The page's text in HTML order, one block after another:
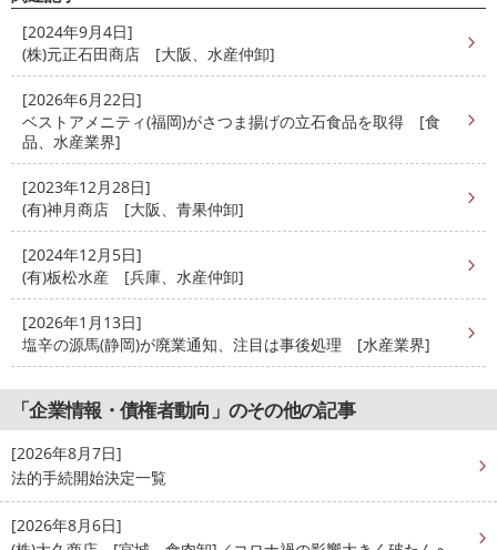
[2024年9月4日]
(株)元正石田商店 [大阪、水産仲卸]
[2026年6月22日]
ベストアメニティ(福岡)がさつま揚げの立石食品を取得 [食
品、水産業界]
[2023年12月28日]
(有)神月商店 [大阪、青果仲卸]
[2024年12月5日]
(有)板松水産 [兵庫、水産仲卸]
[2026年1月13日]
塩辛の源馬(静岡)が廃業通知、注目は事後処理 [水産業界]
「企業情報・債権者動向」のその他の記事
[2026年8月7日]
法的手続開始決定一覧
[2026年8月6日]